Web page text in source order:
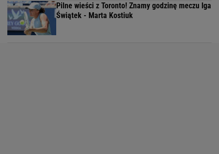
Pilne wieści z Toronto! Znamy godzinę meczu Iga
Świątek - Marta Kostiuk